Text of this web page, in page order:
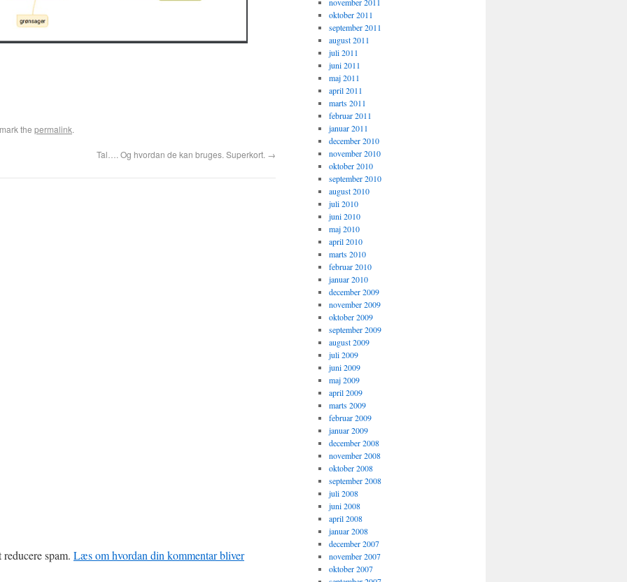
the permalink.
Tal…. Og hvordan de kan bruges. Superkort. →
spam. Læs om hvordan din kommentar bliver
oktober 2011
september 2011
august 2011
juli 2011
juni 2011
maj 2011
april 2011
marts 2011
februar 2011
januar 2011
december 2010
november 2010
oktober 2010
september 2010
august 2010
juli 2010
juni 2010
maj 2010
april 2010
marts 2010
februar 2010
januar 2010
december 2009
november 2009
oktober 2009
september 2009
august 2009
juli 2009
juni 2009
maj 2009
april 2009
marts 2009
februar 2009
januar 2009
december 2008
november 2008
oktober 2008
september 2008
juli 2008
juni 2008
april 2008
januar 2008
december 2007
november 2007
oktober 2007